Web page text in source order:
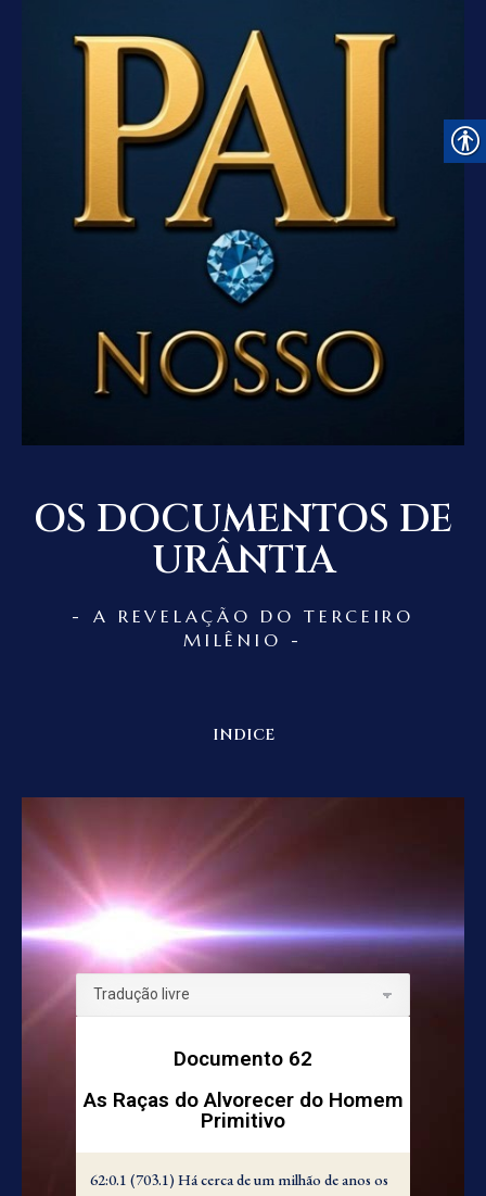
OS DOCUMENTOS DE
URÂNTIA
- A REVELAÇÃO DO TERCEIRO
MILÊNIO -
INDICE
Documento 62
As Raças do Alvorecer do Homem
Primitivo
62:0.1 (703.1) Há cerca de um milhão de anos os